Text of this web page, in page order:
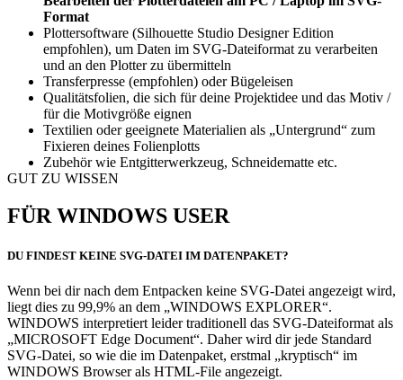
Format
Plottersoftware (Silhouette Studio Designer Edition
empfohlen), um Daten im SVG-Dateiformat zu verarbeiten
und an den Plotter zu übermitteln
Transferpresse (empfohlen) oder Bügeleisen
Qualitätsfolien, die sich für deine Projektidee und das Motiv /
für die Motivgröße eignen
Textilien oder geeignete Materialien als „Untergrund“ zum
Fixieren deines Folienplotts
Zubehör wie Entgitterwerkzeug, Schneidematte etc.
GUT ZU WISSEN
FÜR WINDOWS USER
DU FINDEST KEINE SVG-DATEI IM DATENPAKET?
Wenn bei dir nach dem Entpacken keine SVG-Datei angezeigt wird,
liegt dies zu 99,9% an dem „WINDOWS EXPLORER“.
WINDOWS interpretiert leider traditionell das SVG-Dateiformat als
„MICROSOFT Edge Document“. Daher wird dir jede Standard
SVG-Datei, so wie die im Datenpaket, erstmal „kryptisch“ im
WINDOWS Browser als HTML-File angezeigt.